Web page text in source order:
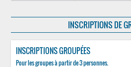
INSCRIPTIONS DE
INSCRIPTIONS GROUPÉES
Pour les groupes à partir de 3 personnes.